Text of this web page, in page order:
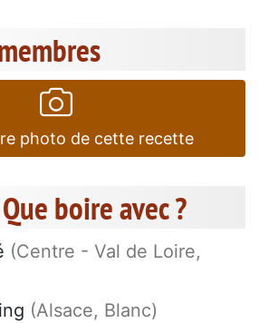
photo de cette recette
boire avec ?
(Centre - Val de Loire,
(Alsace, Blanc)